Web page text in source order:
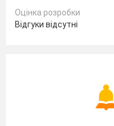
В) плазми
Б)
В) спинному
Оцінка розробки
Відгуки відсутні